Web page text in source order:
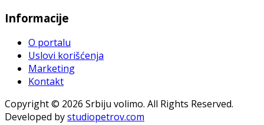
Informacije
O portalu
Uslovi korišćenja
Marketing
Kontakt
Copyright © 2026 Srbiju volimo. All Rights Reserved.
Developed bystudiopetrov.com